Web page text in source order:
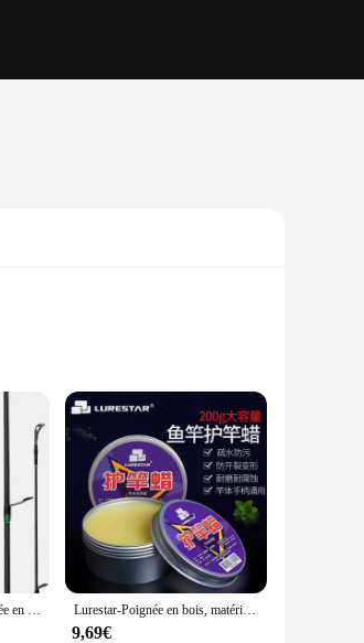
not only durable but also offer a
the most cautious fish. The
come in a variety of sets, catering to
the right tool for the job.
Lurestar-Leurre avec poignée en bois pour la pêche à la truite, nouveauté, filature/considérant le plus récent, 1.87m, UL, eau douce, poids 1-8g Lurestar-Poignée en bois, matériaux naturels, 200g
9,69€